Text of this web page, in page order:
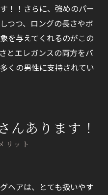
！！さらに、強めのパー
つつ、ロングの長さやボ
を与えてくれるのがこの
とエレガンスの両方をバ
くの男性に支持されてい
リット
んあります！
ヘアは、とても扱いやす